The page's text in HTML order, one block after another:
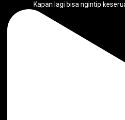
Kapan lagi bisa ngintip